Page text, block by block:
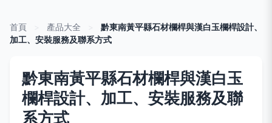
首頁 產品大全
黔東南黃平縣石材欄桿與漢白玉欄桿設計、
加工、安裝服務及聯系方式
黔東南黃平縣石材欄桿與漢白玉
欄桿設計、加工、安裝服務及聯
系方式